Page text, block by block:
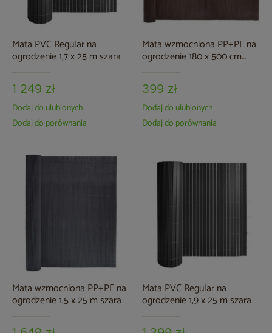
Mata PVC Regular na
ogrodzenie 1,7 x 25 m szara
1 249 zł
Dodaj do ulubionych
Dodaj do porównania
Mata wzmocniona PP+PE na
ogrodzenie 180 x 500 cm
399 zł
Dodaj do ulubionych
Dodaj do porównania
Mata wzmocniona PP+PE na
ogrodzenie 1,5 x 25 m szara
Mata PVC Regular na
ogrodzenie 1,9 x 25 m szara